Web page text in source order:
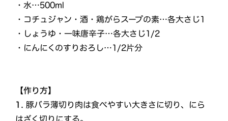
・水…500ml
・コチュジャン・酒・鶏がらスープの素…各大さじ1
・しょうゆ・一味唐辛子…各大さじ1/2
・にんにくのすりおろし…1/2片分
【作り方】
1. 豚バラ薄切り肉は食べやすい大きさに切り、にら
はざく切りにする。